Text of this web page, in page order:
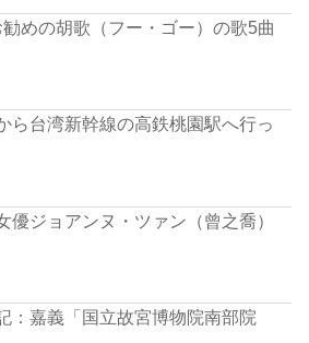
めの胡歌（フー・ゴー）の歌5曲
ら台湾新幹線の高鉄桃園駅へ行っ
優ジョアンヌ・ツァン（曾之喬）
：嘉義「国立故宮博物院南部院